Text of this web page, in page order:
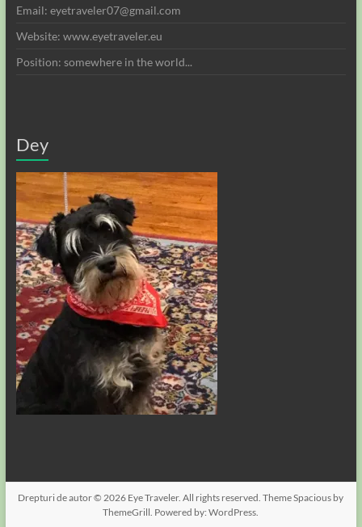
Email: eyetraveler07@gmail.com
Website: www.eyetraveler.eu
Position: somewhere in the world...
Dey
Drepturi de autor © 2026 Eye Traveler. All rights reserved. ThemeSpacious by
ThemeGrill. Powered by:WordPress.